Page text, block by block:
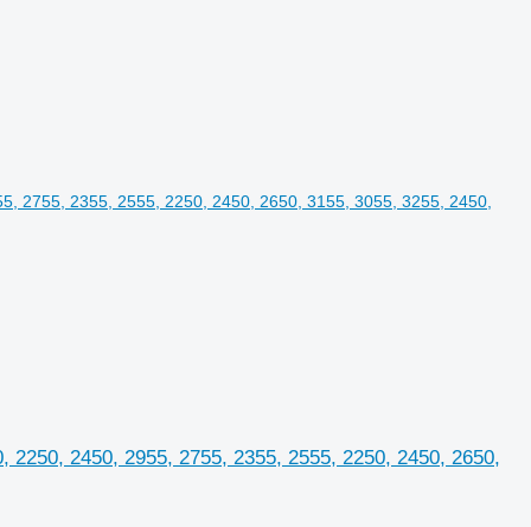
2450, 2955, 2755, 2355, 2555, 2250, 2450, 2650,